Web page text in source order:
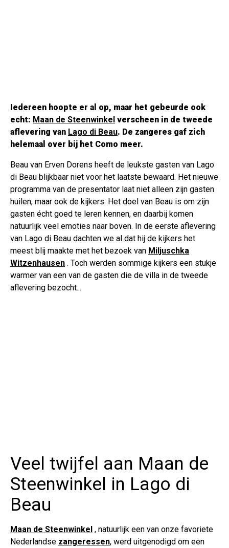
Iedereen hoopte er al op, maar het gebeurde ook
echt: Maan de Steenwinkel verscheen in de tweede
aflevering van Lago di Beau. De zangeres gaf zich
helemaal over bij het Como meer.
Beau van Erven Dorens heeft de leukste gasten van Lago
di Beau blijkbaar niet voor het laatste bewaard. Het nieuwe
programma van de presentator laat niet alleen zijn gasten
huilen, maar ook de kijkers. Het doel van Beau is om zijn
gasten écht goed te leren kennen, en daarbij komen
natuurlijk veel emoties naar boven. In de eerste aflevering
van Lago di Beau dachten we al dat hij de kijkers het
meest blij maakte met het bezoek van Miljuschka
Witzenhausen . Toch werden sommige kijkers een stukje
warmer van een van de gasten die de villa in de tweede
aflevering bezocht...
Veel twijfel aan Maan de
Steenwinkel in Lago di
Beau
Maan de Steenwinkel , natuurlijk een van onze favoriete
Nederlandse zangeressen, werd uitgenodigd om een